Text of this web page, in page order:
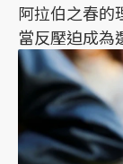
阿拉伯之春的
當反壓迫成為